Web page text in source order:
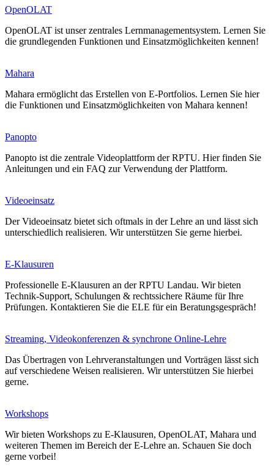
OpenOLAT
OpenOLAT ist unser zentrales Lernmanagementsystem. Lernen Sie
die grundlegenden Funktionen und Einsatzmöglichkeiten kennen!
Mahara
Mahara ermöglicht das Erstellen von E-Portfolios. Lernen Sie hier
die Funktionen und Einsatzmöglichkeiten von Mahara kennen!
Panopto
Panopto ist die zentrale Videoplattform der RPTU. Hier finden Sie
Anleitungen und ein FAQ zur Verwendung der Plattform.
Videoeinsatz
Der Videoeinsatz bietet sich oftmals in der Lehre an und lässt sich
unterschiedlich realisieren. Wir unterstützen Sie gerne hierbei.
E-Klausuren
Professionelle E-Klausuren an der RPTU Landau. Wir bieten
Technik-Support, Schulungen & rechtssichere Räume für Ihre
Prüfungen. Kontaktieren Sie die ELE für ein Beratungsgespräch!
Streaming, Videokonferenzen & synchrone Online-Lehre
Das Übertragen von Lehrveranstaltungen und Vorträgen lässt sich
auf verschiedene Weisen realisieren. Wir unterstützen Sie hierbei
gerne.
Workshops
Wir bieten Workshops zu E-Klausuren, OpenOLAT, Mahara und
weiteren Themen im Bereich der E-Lehre an. Schauen Sie doch
gerne vorbei!